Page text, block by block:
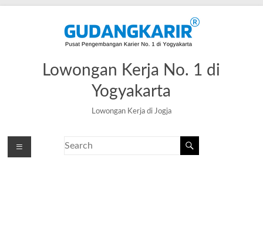
Lowongan Kerja No. 1 di
Yogyakarta
Lowongan Kerja di Jogja